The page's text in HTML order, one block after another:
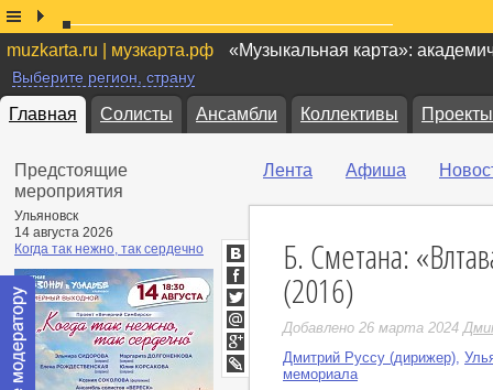
muzkarta.ru | музкарта.рф «Музыкальная карта»:
Выберите регион, страну
Главная Солисты Ансамбли Коллективы Проекты
Предстоящие
мероприятия
Ульяновск
14 августа 2026
Когда так нежно, так сердечно
Лента Афиша
Б. Сметана:
(2016)
Добавлено 26 марта 2024
Дмитрий Руссу (дирижер)
мемориала
ВКонтакте
Facebook
Twitter
Мой
Мир
Google+
LiveJournal